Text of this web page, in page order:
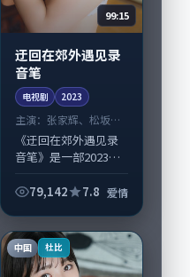
99:15
迂回在郊外遇见录
音笔
电视剧 2023
主演： 张家辉、松坂桃
李 等
《迂回在郊外遇见录
音笔》是一部2023年
视剧，由洪尚秀执
等演员亦参与重要戏
份。故事围绕当代...
79,142 7.8 爱情
中国 杜比